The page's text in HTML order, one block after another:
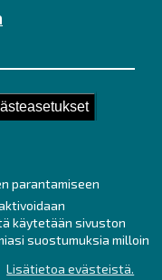
parantamiseen
käytetään sivuston
suostumuksia milloin
Lisätietoa evästeistä.
klo 11 – 17